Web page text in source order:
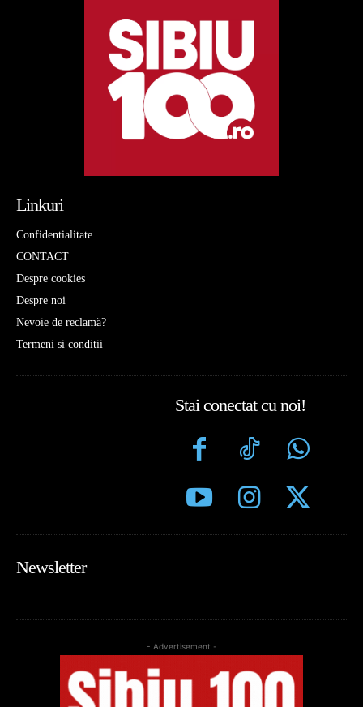
Linkuri
Confidentialitate
CONTACT
Despre cookies
Despre noi
Nevoie de reclamă?
Termeni si conditii
Stai conectat cu noi!
Newsletter
- Advertisement -